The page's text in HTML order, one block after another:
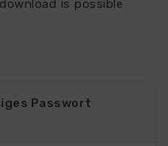
is possible
Passwort